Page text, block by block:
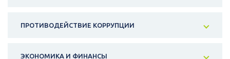
ПРОТИВОДЕЙСТВИЕ КОРРУПЦИИ
ЭКОНОМИКА И ФИНАНСЫ